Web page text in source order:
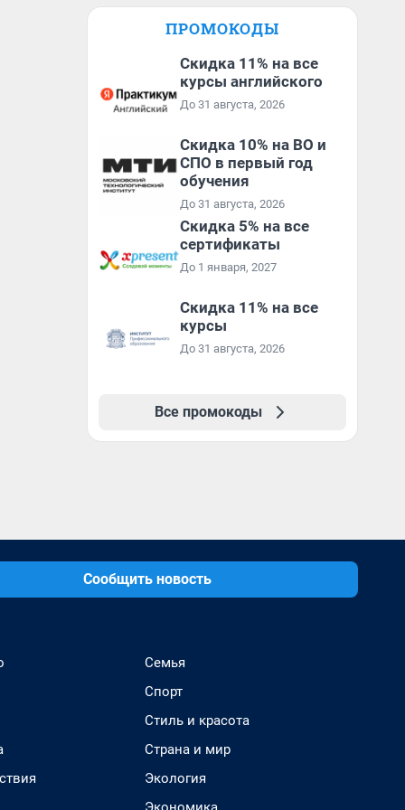
ПРОМОКОДЫ
Скидка 11% на все
курсы английского
До 31 августа, 2026
Скидка 10% на ВО и
СПО в первый год
обучения
До 31 августа, 2026
Скидка 5% на все
сертификаты
До 1 января, 2027
Скидка 11% на все
курсы
До 31 августа, 2026
Все промокоды
Сообщить новость
Семья
Спорт
Стиль и красота
Страна и мир
Экология